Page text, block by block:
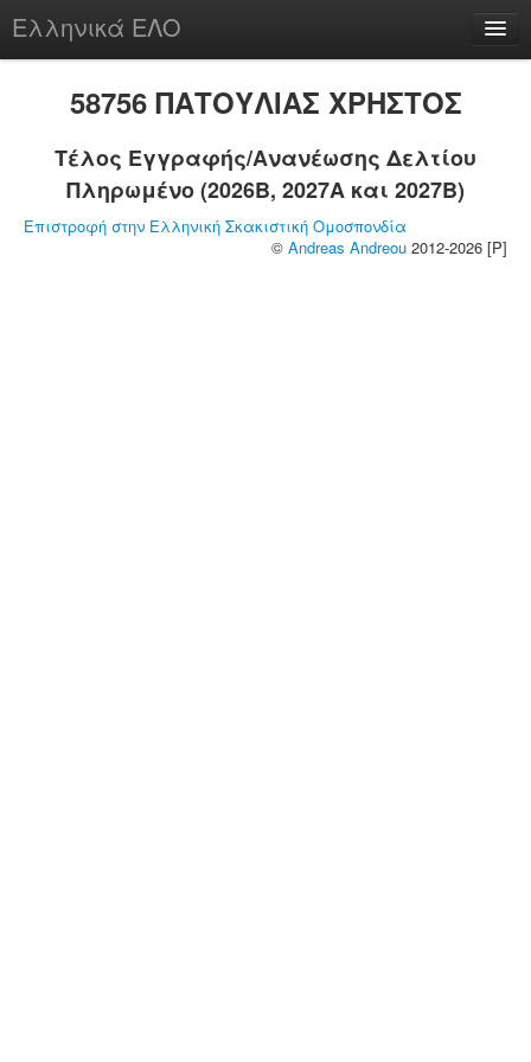
Ελληνικά ΕΛΟ
chesstu.be @ discord
Login
58756 ΠΑΤΟΥΛΙΑΣ ΧΡΗΣΤΟΣ
Τέλος Εγγραφής/Ανανέωσης Δελτίου
Πληρωμένο (2026B, 2027A και 2027B)
Επιστροφή στην Ελληνική Σκακιστική Ομοσπονδία
© Andreas Andreou 2012-2026 [P]